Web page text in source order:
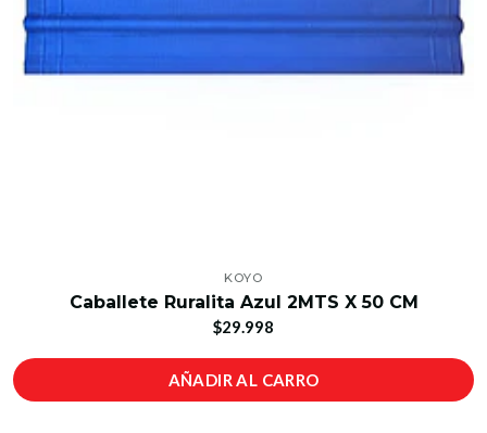
KOYO
Caballete Ruralita Azul 2MTS X 50 CM
$29.998
AÑADIR AL CARRO